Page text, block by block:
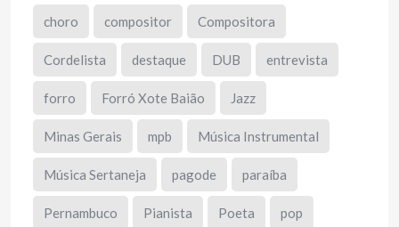
choro compositor Compositora
Cordelista destaque DUB entrevista
forro Forró Xote Baião Jazz
Minas Gerais mpb Música Instrumental
Música Sertaneja pagode paraíba
Pernambuco Pianista Poeta pop